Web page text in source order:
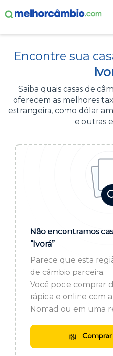
CASAS DE CÂMBIO
DÓLAR HOJE
ALERTA DE CÂMBIO
Acesse sua conta:
BROKER DE OFERTAS
ou cadastre-se se ainda não tem
Encontre sua
Saiba quais casas de
oferecem as melhores
estrangeira, como dólar
e outras
Não encontramos
“Ivorá”
Parece que esta
de câmbio parceira.
Você pode comprar
rápida e online com
Nomad ou em uma
Comprar